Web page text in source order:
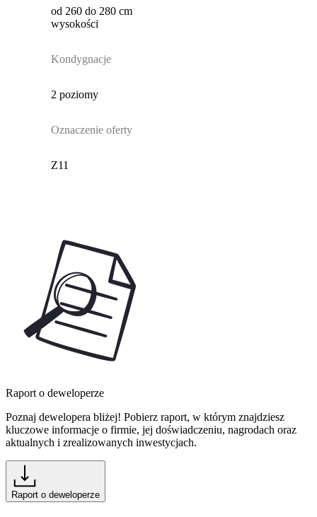
od 260 do 280 cm
wysokości
Kondygnacje
2 poziomy
Oznaczenie oferty
Z11
Raport o deweloperze
Poznaj dewelopera bliżej! Pobierz raport, w którym znajdziesz
kluczowe informacje o firmie, jej doświadczeniu, nagrodach oraz
aktualnych i zrealizowanych inwestycjach.
Raport o deweloperze